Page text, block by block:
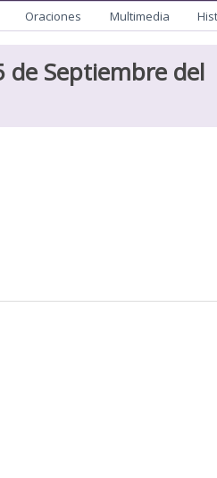
Oraciones Multimedia
de Septiembre del